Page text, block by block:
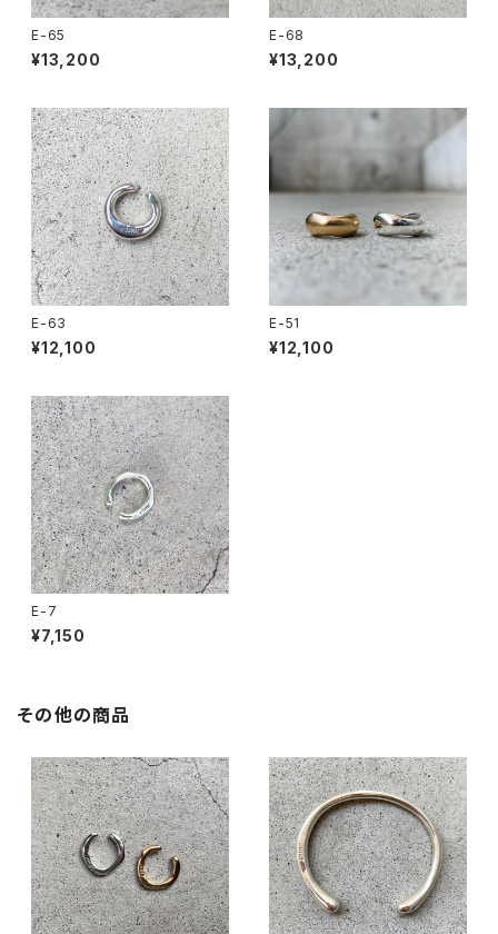
E-65
¥13,200
E-68
¥13,200
E-63
¥12,100
E-51
¥12,100
E-7
¥7,150
その他の商品